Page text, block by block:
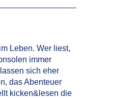
Leben. Wer liest,
immer
sich eher
das Abenteuer
kicken&lesen die